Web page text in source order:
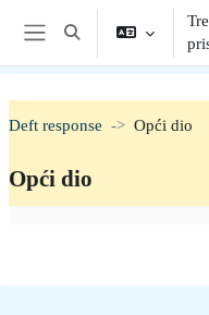
Preskoči na sadržaj
Bočni panel
Toggle search input
Deft response Opći dio
Opći dio